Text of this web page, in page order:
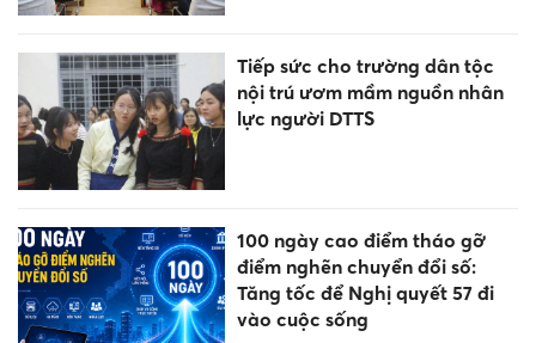
Tiếp sức cho trường dân tộc
nội trú ươm mầm nguồn nhân
lực người DTTS
100 ngày cao điểm tháo gỡ
điểm nghẽn chuyển đổi số:
Tăng tốc để Nghị quyết 57 đi
vào cuộc sống